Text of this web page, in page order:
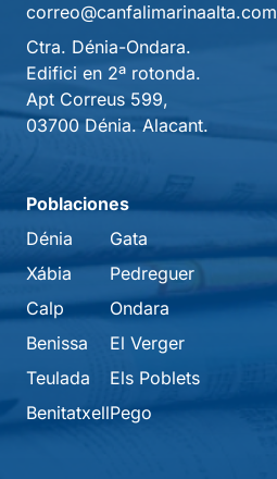
correo@canfalimarinaalta.com
Ctra. Dénia-Ondara.
Edifici en 2ª rotonda.
Apt Correus 599,
03700 Dénia. Alacant.
Poblaciones
Dénia
Xábia
Calp
Benissa
Teulada
Benitatxell
Gata
Pedreguer
Ondara
El Verger
Els Poblets
Pego